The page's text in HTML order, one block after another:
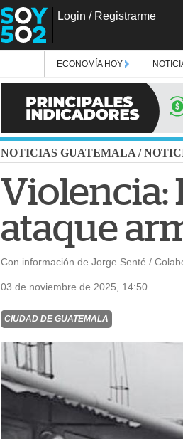
Login / Registrarme
ECONOMÍA HOY
NOTICIAS GUATEMALA /
Violencia:
ataque
Con información de Jorge Senté /
03 de noviembre de 2025, 14:50
CIUDAD DE GUATEMALA